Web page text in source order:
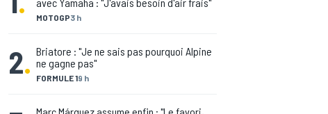
MOTOGP3 h
2. FORMULE 19 h
Briatore : "Je ne sais pas pourquoi Alpine
ne gagne pas"